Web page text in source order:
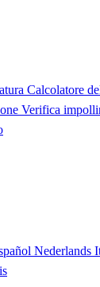
Calcolatore
Verifica
Nederlands